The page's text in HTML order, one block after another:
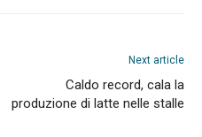
Next article
Caldo record, cala la
produzione di latte nelle stalle